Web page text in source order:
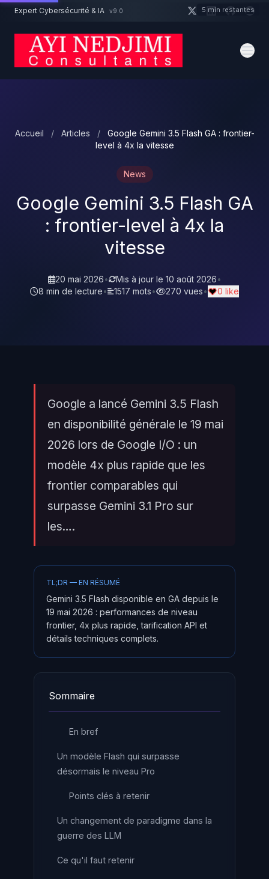
Aller au contenu principal
Expert Cybersécurité & IA v9.0
Accueil / Articles /
Google Gemini 3.5 Flash GA : frontier-
level à 4x la vitesse
News
Google Gemini 3.5 Flash GA
: frontier-level à 4x la
vitesse
20 mai 2026• Mis à jour le 10 août 2026•
8 min de lecture• 1517 mots• 270 vues• 0 like
Google a lancé Gemini 3.5 Flash
en disponibilité générale le 19 mai
2026 lors de Google I/O : un
modèle 4x plus rapide que les
frontier comparables qui
surpasse Gemini 3.1 Pro sur
les….
TL;DR — EN RÉSUMÉ
Gemini 3.5 Flash disponible en GA depuis le
19 mai 2026 : performances de niveau
frontier, 4x plus rapide, tarification API et
détails techniques complets.
Sommaire
En bref
Un modèle Flash qui surpasse
désormais le niveau Pro
Points clés à retenir
Un changement de paradigme dans la
guerre des LLM
Ce qu'il faut retenir
Un projet cybersécurité ? 5 min restantes